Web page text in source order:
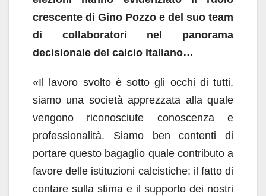
crescente di Gino Pozzo e del suo team
di collaboratori nel panorama
decisionale del calcio italiano…
«Il lavoro svolto è sotto gli occhi di tutti,
siamo una società apprezzata alla quale
vengono riconosciute conoscenza e
professionalità. Siamo ben contenti di
portare questo bagaglio quale contributo a
favore delle istituzioni calcistiche: il fatto di
contare sulla stima e il supporto dei nostri